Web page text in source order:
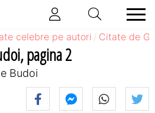
celebre pe autori Citate de
pagina 2
Budoi